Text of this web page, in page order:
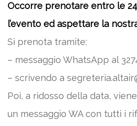
Occorre prenotare entro le
l’evento ed aspettare la
Si prenota tramite:
– messaggio WhatsApp al
– scrivendo a
Poi, a ridosso della data,
un messaggio WA con tutti i